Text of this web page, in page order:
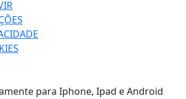
para Iphone, Ipad e Android